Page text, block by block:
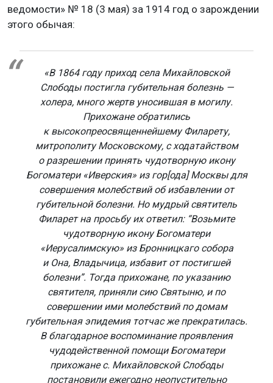
ведомости» № 18 (3 мая) за 1914 год о зарождении
этого обычая:
«В 1864 году приход села Михайловской
Слободы постигла губительная болезнь —
холера, много жертв уносившая в могилу.
Прихожане обратились
к высокопреосвященнейшему Филарету,
митрополиту Московскому, с ходатайством
о разрешении принять чудотворную икону
Богоматери «Иверския» из гор[ода] Москвы для
совершения молебствий об избавлении от
губительной болезни. Но мудрый святитель
Филарет на просьбу их ответил: “Возьмите
чудотворную икону Богоматери
«Иерусалимскую» из Бронницкаго собора
и Она, Владычица, избавит от постигшей
болезни”. Тогда прихожане, по указанию
святителя, приняли сию Святыню, и по
совершении ими молебствий по домам
губительная эпидемия тотчас же прекратилась.
В благодарное воспоминание проявления
чудодейственной помощи Богоматери
прихожане с. Михайловской Слободы
постановили ежегодно неопустительно